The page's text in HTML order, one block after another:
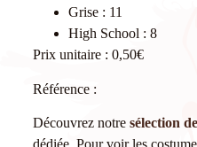
Grise : 11
High School : 8
Prix unitaire : 0,50€
Référence :
Découvrez notre sélection
dédiée. Pour voir les